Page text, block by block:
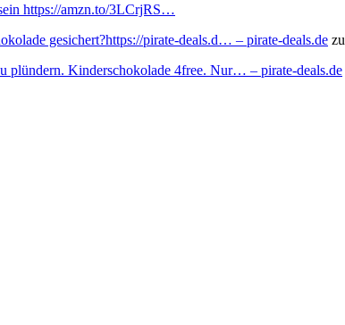
https://amzn.to/3LCrjRS…
gesichert?https://pirate-deals.d… – pirate-deals.de zu
plündern. Kinderschokolade 4free. Nur… – pirate-deals.de